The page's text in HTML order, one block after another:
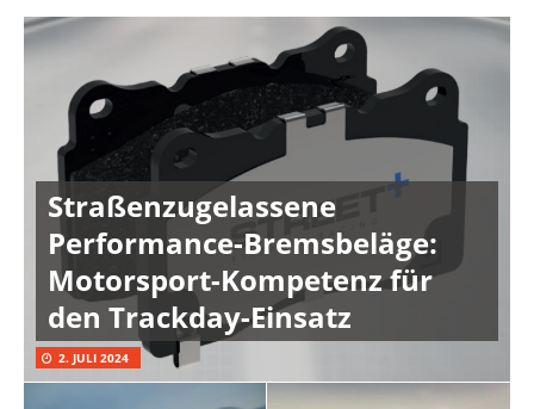
Straßenzugelassene
Performance-Bremsbeläge:
Motorsport-Kompetenz für
den Trackday-Einsatz
2. JULI 2024